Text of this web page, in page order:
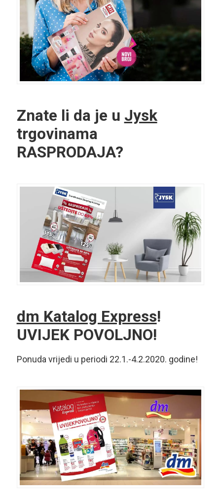
Znate li da je u Jysk
trgovinama
RASPRODAJA?
dm Katalog Express!
UVIJEK POVOLJNO!
Ponuda vrijedi u periodi 22.1.-4.2.2020. godine!